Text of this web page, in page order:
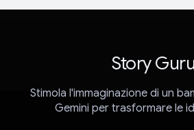
Story
Stimola l'immaginazione di un
Gemini per trasformare le